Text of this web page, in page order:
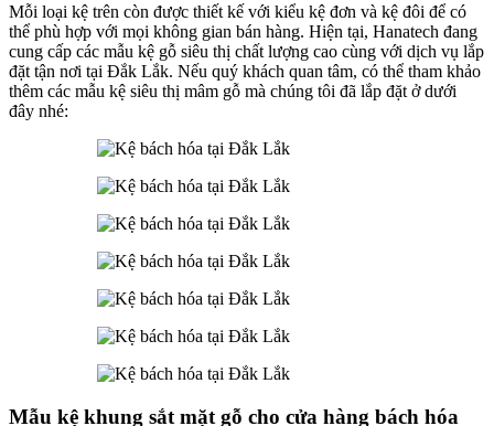
Mỗi loại kệ trên còn được thiết kế với kiểu kệ đơn và kệ đôi để có
thể phù hợp với mọi không gian bán hàng. Hiện tại, Hanatech đang
cung cấp các mẫu kệ gỗ siêu thị chất lượng cao cùng với dịch vụ lắp
đặt tận nơi tại Đắk Lắk. Nếu quý khách quan tâm, có thể tham khảo
thêm các mẫu kệ siêu thị mâm gỗ mà chúng tôi đã lắp đặt ở dưới
đây nhé:
Mẫu kệ khung sắt mặt gỗ cho cửa hàng bách hóa